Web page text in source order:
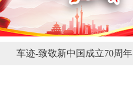
车迹-致敬新中国成立70周年